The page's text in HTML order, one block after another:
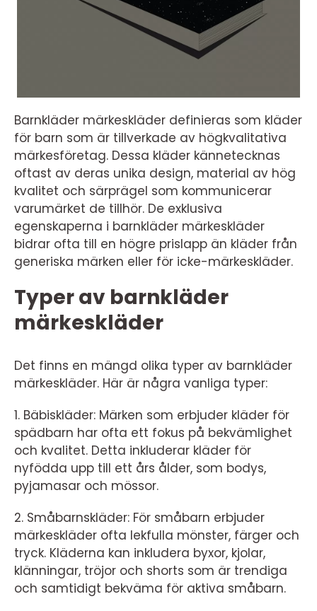
Barnkläder märkeskläder definieras som kläder
för barn som är tillverkade av högkvalitativa
märkesföretag. Dessa kläder kännetecknas
oftast av deras unika design, material av hög
kvalitet och särprägel som kommunicerar
varumärket de tillhör. De exklusiva
egenskaperna i barnkläder märkeskläder
bidrar ofta till en högre prislapp än kläder från
generiska märken eller för icke-märkeskläder.
Typer av barnkläder
märkeskläder
Det finns en mängd olika typer av barnkläder
märkeskläder. Här är några vanliga typer:
1. Bäbiskläder: Märken som erbjuder kläder för
spädbarn har ofta ett fokus på bekvämlighet
och kvalitet. Detta inkluderar kläder för
nyfödda upp till ett års ålder, som bodys,
pyjamasar och mössor.
2. Småbarnskläder: För småbarn erbjuder
märkeskläder ofta lekfulla mönster, färger och
tryck. Kläderna kan inkludera byxor, kjolar,
klänningar, tröjor och shorts som är trendiga
och samtidigt bekväma för aktiva småbarn.